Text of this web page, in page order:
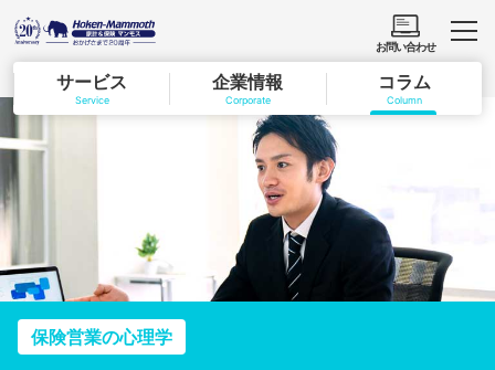
サービス
Service
企業情報
Corporate
コラム
Column
お問い合わせ
保険営業の心理学